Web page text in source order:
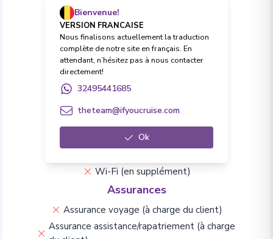
Forfait Boissons Premium en option
Toutes boissons (softs et alcool)
Excursions
Excursions à terre
Frais de visa (à charge du client)
Vie à bord & Divertissement
Wi-Fi (en supplément)
Assurances
Assurance voyage (à charge du client)
Assurance assistance/rapatriement (à charge
Bienvenue!
VERSION FRANCAISE
Nous finalisons actuellement la traduction
complète de notre site en français. En
attendant, n’hésitez pas à nous contacter
directement!
32495441685
theteam@ifyoucruise.com
Ok